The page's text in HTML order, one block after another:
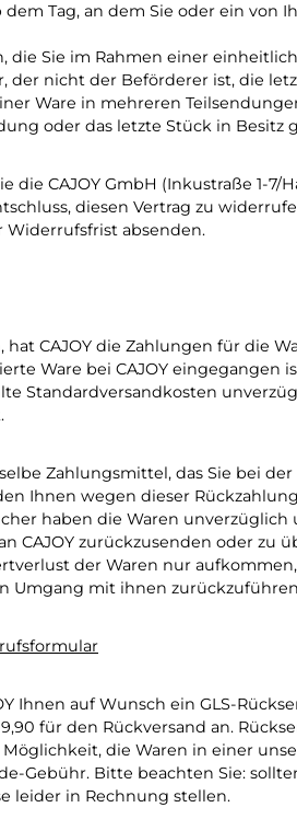
dem Tag, an dem Sie oder ein
die Sie im Rahmen einer
nicht der Beförderer ist, die
Ware in mehreren
oder das letzte Stück in Besitz
die CAJOY GmbH (Inkustraße 1-
diesen Vertrag zu
Widerrufsfrist absenden.
CAJOY die Zahlungen für die
Ware bei CAJOY eingegangen
Standardversandkosten
Zahlungsmittel, das Sie bei
Ihnen wegen dieser
haben die Waren unverzüglich
CAJOY zurückzusenden oder zu
der Waren nur
Umgang mit ihnen
Ihnen auf Wunsch ein GLS-
für den Rückversand an.
die Waren in einer
Gebühr. Bitte beachten Sie:
leider in Rechnung stellen.